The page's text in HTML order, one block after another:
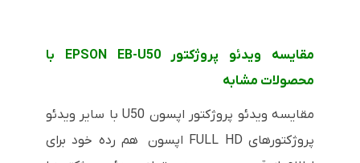
مقایسه ویدئو پروژکتور EPSON EB-U50 با
محصولات مشابه
مقایسه ویدئو پروژکتور اپسون U50 با سایر ویدئو
پروژکتورهای FULL HD اپسون هم رده خود برای